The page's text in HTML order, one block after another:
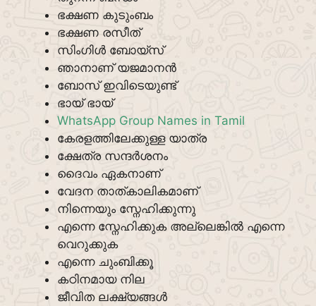
ഭക്ഷണ കുടുംബം
ഭക്ഷണ രസീത്
സിംഗിൾ ബോയ്സ്
ഞാനാണ് യജമാനൻ
ബോസ് ഇവിടെയുണ്ട്
ഭായ് ഭായ്
WhatsApp Group Names in Tamil
കേരളത്തിലേക്കുള്ള യാത്ര
ക്ഷേത്ര സന്ദർശനം
ദൈവം ഏകനാണ്
വേദന താത്കാലികമാണ്
നിന്നെയും സ്നേഹിക്കുന്നു
എന്നെ സ്നേഹിക്കുക അല്ലെങ്കിൽ എന്നെ
വെറുക്കുക
എന്നെ ചുംബിക്കൂ
കഠിനമായ നില
ജീവിത ലക്ഷ്യങ്ങൾ